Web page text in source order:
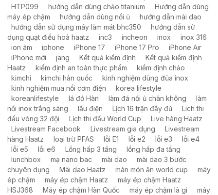
HTP099
hướng dẫn dùng chảo titanium
Hướng dẫn dùng
máy ép chậm
hướng dẫn dùng nồi ủ
hướng dẫn mài dao
hướng dẫn sử dụng máy làm mát bhc350
hướng dẫn sử
dụng quạt điều hoà haatz
inc3 incheon inox
inox 316
ion âm
iphone iPhone 17 iPhone 17 Pro
iPhone Air
iPhone mới
jang Kết quả kiểm định
Kết quả kiểm định
Haatz
kiểm định an toàn thực phẩm
kiểm định chảo
kimchi
kimchi hàn quốc
kinh nghiệm dùng đũa inox
kinh nghiệm mua nồi cơm điện
korea lifestyle
koreanlifestyle
lá đỏ Hàn làm đá nồi ủ chân không
làm
nồi inox trắng sáng
lẩu điện Lịch 16 trận đầy đủ
Lich thi
đấu vòng 32 đội
Lịch thi đấu World Cup
Live hàng Haatz
Livestream Facebook
Livestream gia dụng
Livestream
hàng Haatz
loại trừ PFAS lỗi E1 lỗi e2 lỗi e3
lỗi e4
lỗi e5
lỗi e6 Lồng hấp 3 tầng
lồng hấp đa tầng
lunchbox
mạ nano bac mài dao
mài dao 3 bước
chuyên dụng
Mài dao Haatz màn món ăn world cup
máy
ép chậm
máy ép chậm Haatz
máy ép chậm Haatz
HSJ368
Máy ép chậm Hàn Quốc máy ép chậm là gì
máy